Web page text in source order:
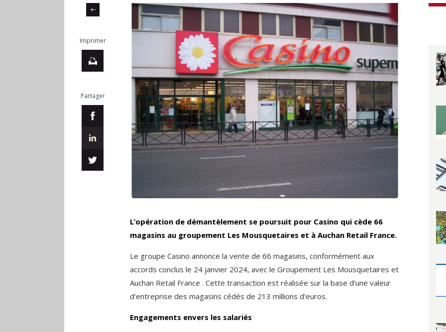
Imprimer
Partager
L’opération de démantèlement se poursuit pour Casino qui cède 66
magasins au groupement Les Mousquetaires et à Auchan Retail France.
Le groupe Casino annonce la vente de 66 magasins, conformément aux
accords conclus le 24 janvier 2024, avec le Groupement Les Mousquetaires et
Auchan Retail France . Cette transaction est réalisée sur la base d’une valeur
d’entreprise des magasins cédés de 213 millions d’euros.
Engagements envers les salariés